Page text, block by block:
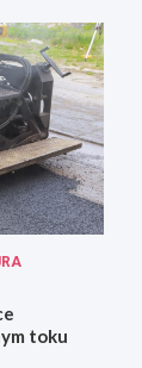
toku